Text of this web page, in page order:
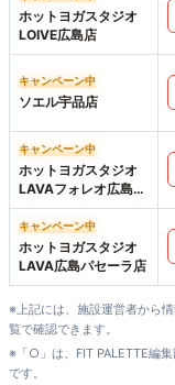
ホットヨガスタジオ
LOIVE広島店
キャンペーン中
ソエル宇品店
キャンペーン中
ホットヨガスタジオ
LAVAフォレオ広島東
店
キャンペーン中
ホットヨガスタジオ
LAVA広島パセーラ店
※上記には、施設運営者から
覧で確認できます。
※「○」は、FIT PALETTE編
です。